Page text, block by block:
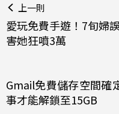
上一則
愛玩免費手遊！7旬婦
害她狂噴3萬
Gmail免費儲存空間確
事才能解鎖至15GB